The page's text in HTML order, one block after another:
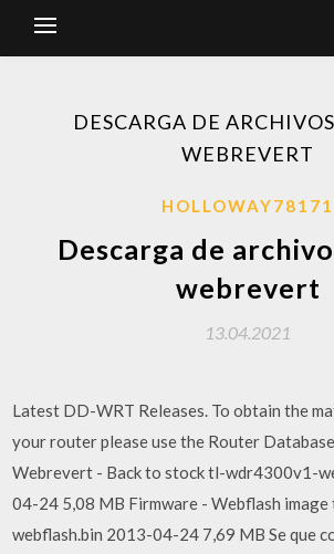
DESCARGA DE
WEBREVERT
HOLLOWAY78171
Descarga de
webrevert
13.04.2021
Latest DD-WRT Releases. To obtain the
your router please use the Router
Webrevert - Back to stock tl-wdr4300v1-
04-24 5,08 MB Firmware - Webflash
webflash.bin 2013-04-24 7,69 MB Se que